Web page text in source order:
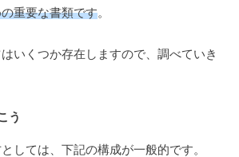
重要な書類です。
はいくつか存在しますので、調べていき
う
しては、下記の構成が一般的です。